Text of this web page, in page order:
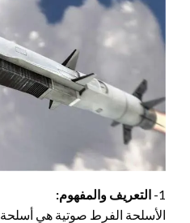
1- التعريف والمفهوم:
الأسلحة الفرط صوتية هي أسلحة